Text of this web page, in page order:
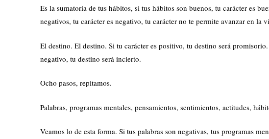
Es la sumatoria de tus hábitos, si tus hábitos son buenos, tu carácter es
negativos, tu carácter es negativo, tu carácter no te permite avanzar en la
El destino. El destino. Si tu carácter es positivo, tu destino será
negativo, tu destino será incierto.
Ocho pasos, repitamos.
Palabras, programas mentales, pensamientos, sentimientos, actitudes,
Veamos lo de esta forma. Si tus palabras son negativas, tus programas